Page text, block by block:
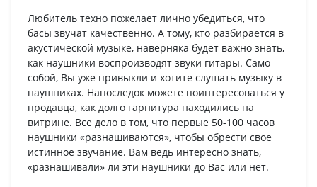
Любитель техно пожелает лично убедиться, что
басы звучат качественно. А тому, кто разбирается в
акустической музыке, наверняка будет важно знать,
как наушники воспроизводят звуки гитары. Само
собой, Вы уже привыкли и хотите слушать музыку в
наушниках. Напоследок можете поинтересоваться у
продавца, как долго гарнитура находились на
витрине. Все дело в том, что первые 50-100 часов
наушники «разнашиваются», чтобы обрести свое
истинное звучание. Вам ведь интересно знать,
«разнашивали» ли эти наушники до Вас или нет.